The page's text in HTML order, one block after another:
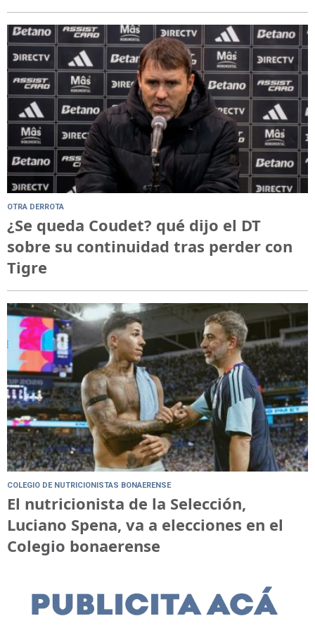
OTRA DERROTA
¿Se queda Coudet? qué dijo el DT
sobre su continuidad tras perder con
Tigre
COLEGIO DE NUTRICIONISTAS BONAERENSE
El nutricionista de la Selección,
Luciano Spena, va a elecciones en el
Colegio bonaerense